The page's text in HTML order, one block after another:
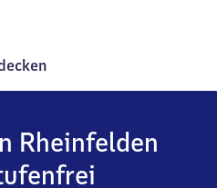
Rheinfelden